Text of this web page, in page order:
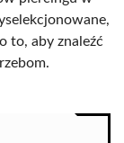
to, aby znaleźć